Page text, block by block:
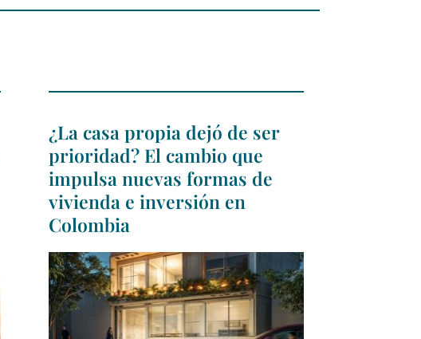
¿La casa propia dejó de ser
prioridad? El cambio que
impulsa nuevas formas de
vivienda e inversión en
Colombia